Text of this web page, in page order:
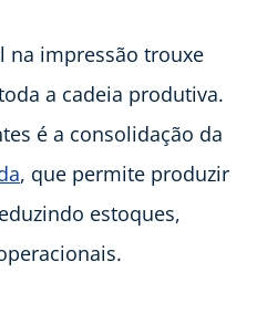
na impressão trouxe
a cadeia produtiva.
é a consolidação da
, que permite produzir
estoques,